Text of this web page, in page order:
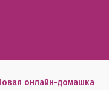
онлайн-домашка